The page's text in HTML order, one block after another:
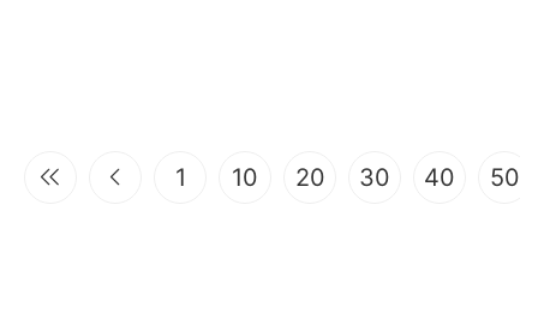
1 10 20 30 40 50